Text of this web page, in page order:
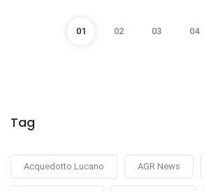
01 02 03 04
Tag
Acquedotto Lucano AGR News